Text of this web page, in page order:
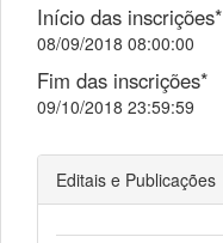
Início das inscrições*
08/09/2018 08:00:00
Fim das inscrições*
09/10/2018 23:59:59
Editais e Publicações